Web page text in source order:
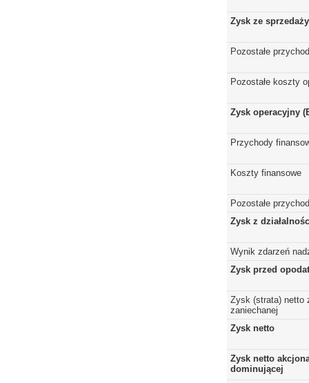
Zysk ze sprzedaży
Pozostałe
Pozostałe koszty
Zysk operacyjny
Przychody
Koszty finansowe
Pozostałe
Zysk z
Wynik zdarzeń
Zysk przed
Zysk (strata) netto
zaniechanej
Zysk netto
Zysk netto
dominującej